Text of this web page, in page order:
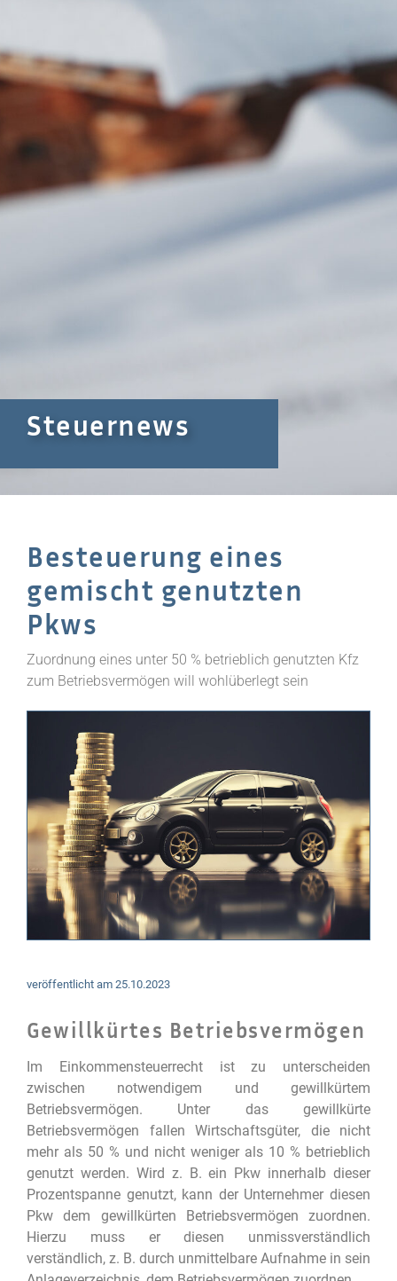
Steuernews
Besteuerung eines
gemischt genutzten
Pkws
Zuordnung eines unter 50 % betrieblich genutzten Kfz
zum Betriebsvermögen will wohlüberlegt sein
veröffentlicht am 25.10.2023
Gewillkürtes Betriebsvermögen
Im Einkommensteuerrecht ist zu unterscheiden
zwischen notwendigem und gewillkürtem
Betriebsvermögen. Unter das gewillkürte
Betriebsvermögen fallen Wirtschaftsgüter, die nicht
mehr als 50 % und nicht weniger als 10 % betrieblich
genutzt werden. Wird z. B. ein Pkw innerhalb dieser
Prozentspanne genutzt, kann der Unternehmer diesen
Pkw dem gewillkürten Betriebsvermögen zuordnen.
Hierzu muss er diesen unmissverständlich
verständlich, z. B. durch unmittelbare Aufnahme in sein